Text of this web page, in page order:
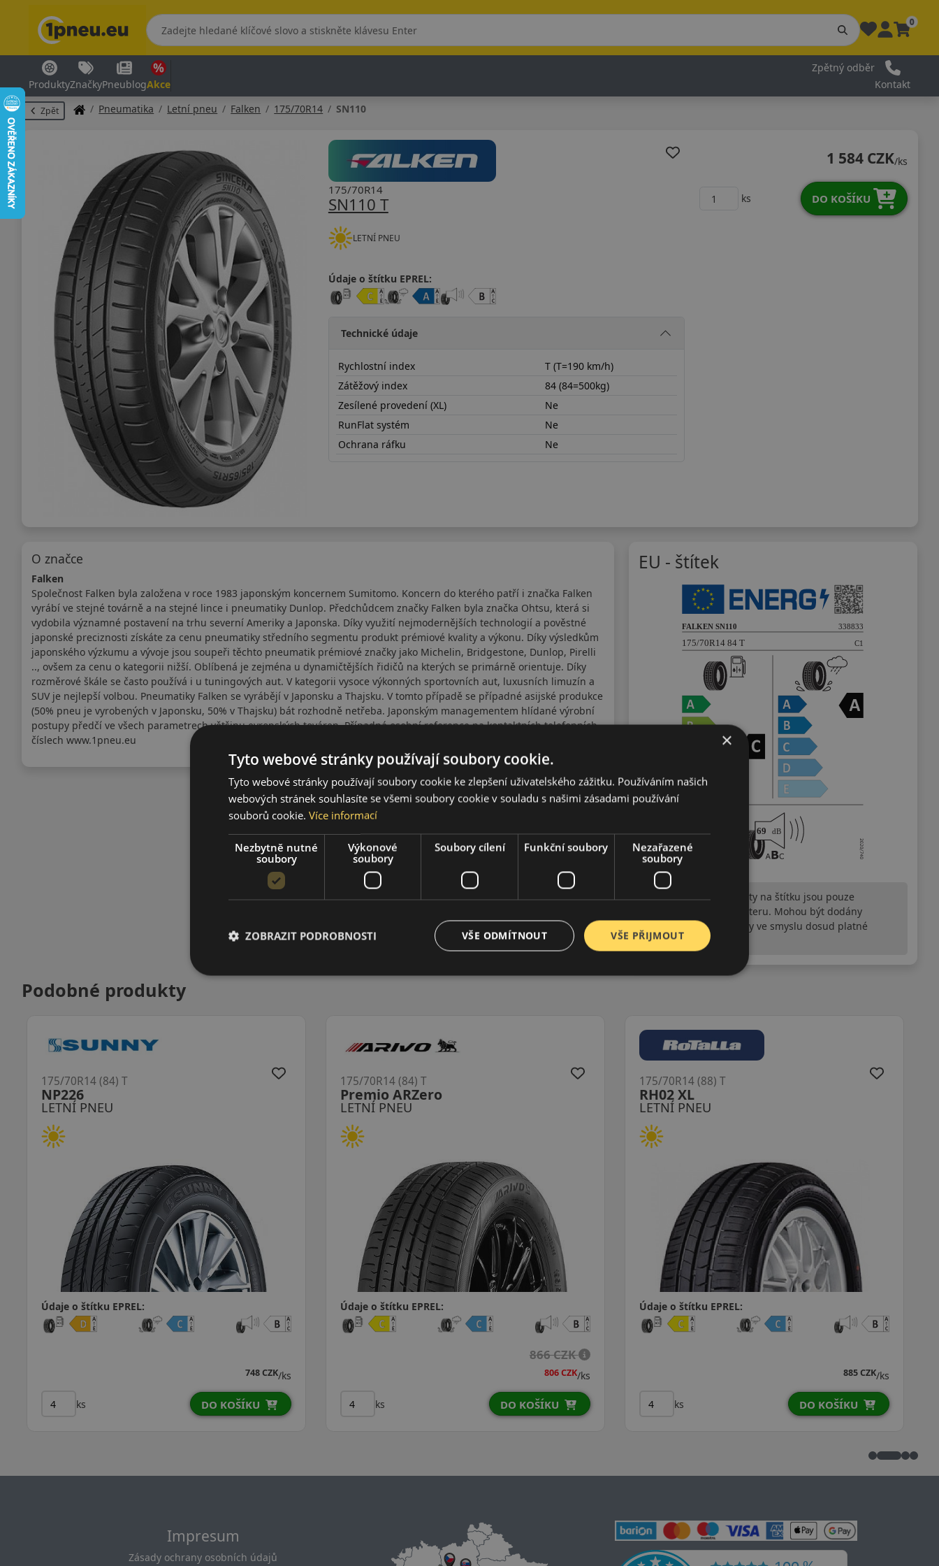
0
ProduktyZnačkyPneublogAkce
Zpětný odběr
Kontakt
Zpět Pneumatika Letní pneu Falken 175/70R14 SN110
SN110 T
175/70R14
LETNÍ PNEU
Údaje o štítku EPREL:
Technické údaje
Rychlostní index
T (T=190 km/h)
Zátěžový index
84 (84=500kg)
Zesílené provedení (XL)
Ne
RunFlat systém
Ne
Ochrana ráfku
Ne
1 584 CZK/ks
ks DO KOŠÍKU
O značce
Falken
Společnost Falken byla založena v roce 1983 japonským koncernem Sumitomo. Koncern do kterého patří i značka Falken
vyrábí ve stejné továrně a na stejné lince i pneumatiky Dunlop. Předchůdcem značky Falken byla značka Ohtsu, která si
vydobila významné postavení na trhu severní Ameriky a Japonska. Díky využití nejmodernějších technologií a pověstné
japonské preciznosti získáte za cenu pneumatiky středního segmentu produkt prémiové kvality a výkonu. Díky výsledkům
japonského výzkumu a vývoje jsou soupeři těchto pneumatik prémiové značky jako Michelin, Bridgestone, Dunlop, Pirelli
.., ovšem za cenu o kategorii nižší. Oblíbená je zejména u dynamičtějších řidičů na kterých se primárně orientuje. Díky
rozměrové škále se často používá i u tuningových aut. V kategorii vysoce výkonných sportovních aut, luxusních limuzín a
SUV je nejlepší volbou. Pneumatiky Falken se vyrábějí v Japonsku a Thajsku. V tomto případě se případné asijské produkce
(50% pneu je vyrobených v Japonsku, 50% v Thajsku) bát rozhodně netřeba. Japonským managementem hlídané výrobní
postupy předčí ve všech parametrech většinu evropských továren. Případná osobní reference na kontaktních telefonních
číslech www.1pneu.eu
EU - štítek
Upozornění! Hodnoty na štítku jsou pouze
informativního charakteru. Mohou být dodány
pneumatiky is EU štítky ve smyslu dosud platné
(předchozí) legislativy.
Podobné produkty
LETNÍ PNEU
Nanoenergy 3 XL DOT22
175/70R14 (88) T
Údaje o štítku EPREL:
955 CZK/ks
ks DO KOŠÍKU
LETNÍ PNEU
OK61
175/70R14 (84) T
Údaje o štítku EPREL:
1 200 CZK
1 001 CZK/ks
ks DO KOŠÍKU
LETNÍ PNEU
Carrier DOT22
175/70R14C (95/93) T
Údaje o štítku EPREL:
1 035 CZK/ks
ks DO KOŠÍKU
Impresum
Zásady ochrany osobních údajů
×
Tyto webové stránky používají soubory cookie.
Tyto webové stránky používají soubory cookie ke zlepšení uživatelského zážitku. Používáním našich
webových stránek souhlasíte se všemi soubory cookie v souladu s našimi zásadami používání
souborů cookie. Více informací
Nezbytně nutné
soubory
Výkonové
soubory
Soubory cílení Funkční soubory
Nezařazené
soubory
VŠE PŘIJMOUT
VŠE ODMÍTNOUT
ZOBRAZIT PODROBNOSTI